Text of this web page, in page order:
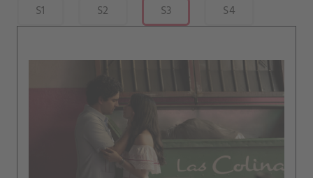
S1 S2 S3 S4